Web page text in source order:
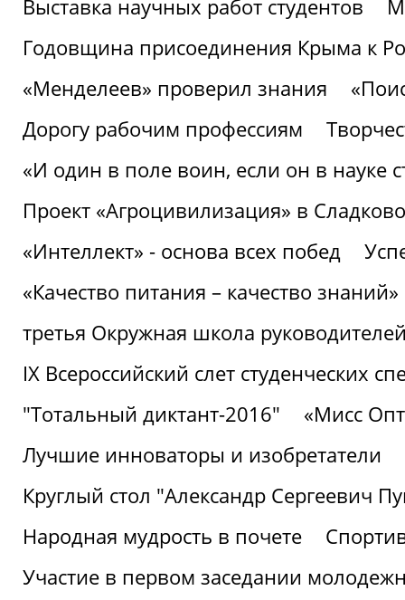
Выставка научных работ студентов
Годовщина присоединения Крыма к
«Менделеев» проверил знания
Дорогу рабочим профессиям
«И один в поле воин, если он в науке
Проект «Агроцивилизация» в Сладково
«Интеллект» - основа всех побед
«Качество питания – качество знаний»
третья Окружная школа
IХ Всероссийский слет студенческих
"Тотальный диктант-2016"
«Мисс
Лучшие инноваторы и изобретатели
Круглый стол "Александр Сергеевич
Народная мудрость в почете
Участие в первом заседании